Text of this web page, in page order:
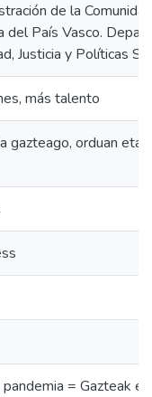
de la Comunidad
del País Vasco.
Justicia y Políticas
más talento
gazteago, orduan eta
pandemia = Gazteak